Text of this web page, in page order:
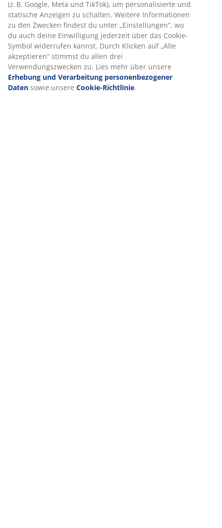
(z. B. Google, Meta und TikTok), um personalisierte und
statische Anzeigen zu schalten. Weitere Informationen
zu den Zwecken findest du unter „Einstellungen“, wo
du auch deine Einwilligung jederzeit über das Cookie-
Symbol widerrufen kannst. Durch Klicken auf „Alle
akzeptieren“ stimmst du allen drei
Verwendungszwecken zu. Lies mehr über unsere
Erhebung und Verarbeitung personenbezogener
Daten sowie unsere Cookie-Richtlinie.